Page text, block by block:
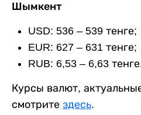
Шымкент
USD: 536 – 539 тенге;
EUR: 627 – 631 тенге;
RUB: 6,53 – 6,63
Курсы валют,
смотрите здесь.